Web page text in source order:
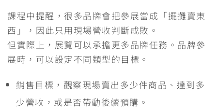
課程中提醒，很多品牌會把參展當成「擺攤賣東
西」，因此只用現場營收判斷成敗。
但實際上，展覽可以承擔更多品牌任務。品牌參
展時，可以設定不同類型的目標。
銷售目標，觀察現場賣出多少件商品、達到多
少營收，或是否帶動後續預購。